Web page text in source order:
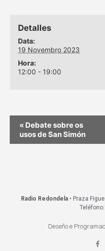
Detalles
Data:
19 Novembro 2023
Hora:
12:00 - 19:00
« Debate sobre os
usos de San Simón
Radio Redondela• Praza
Deseño e